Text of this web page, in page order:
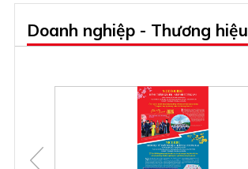
Doanh nghiệp - Thương hiệu